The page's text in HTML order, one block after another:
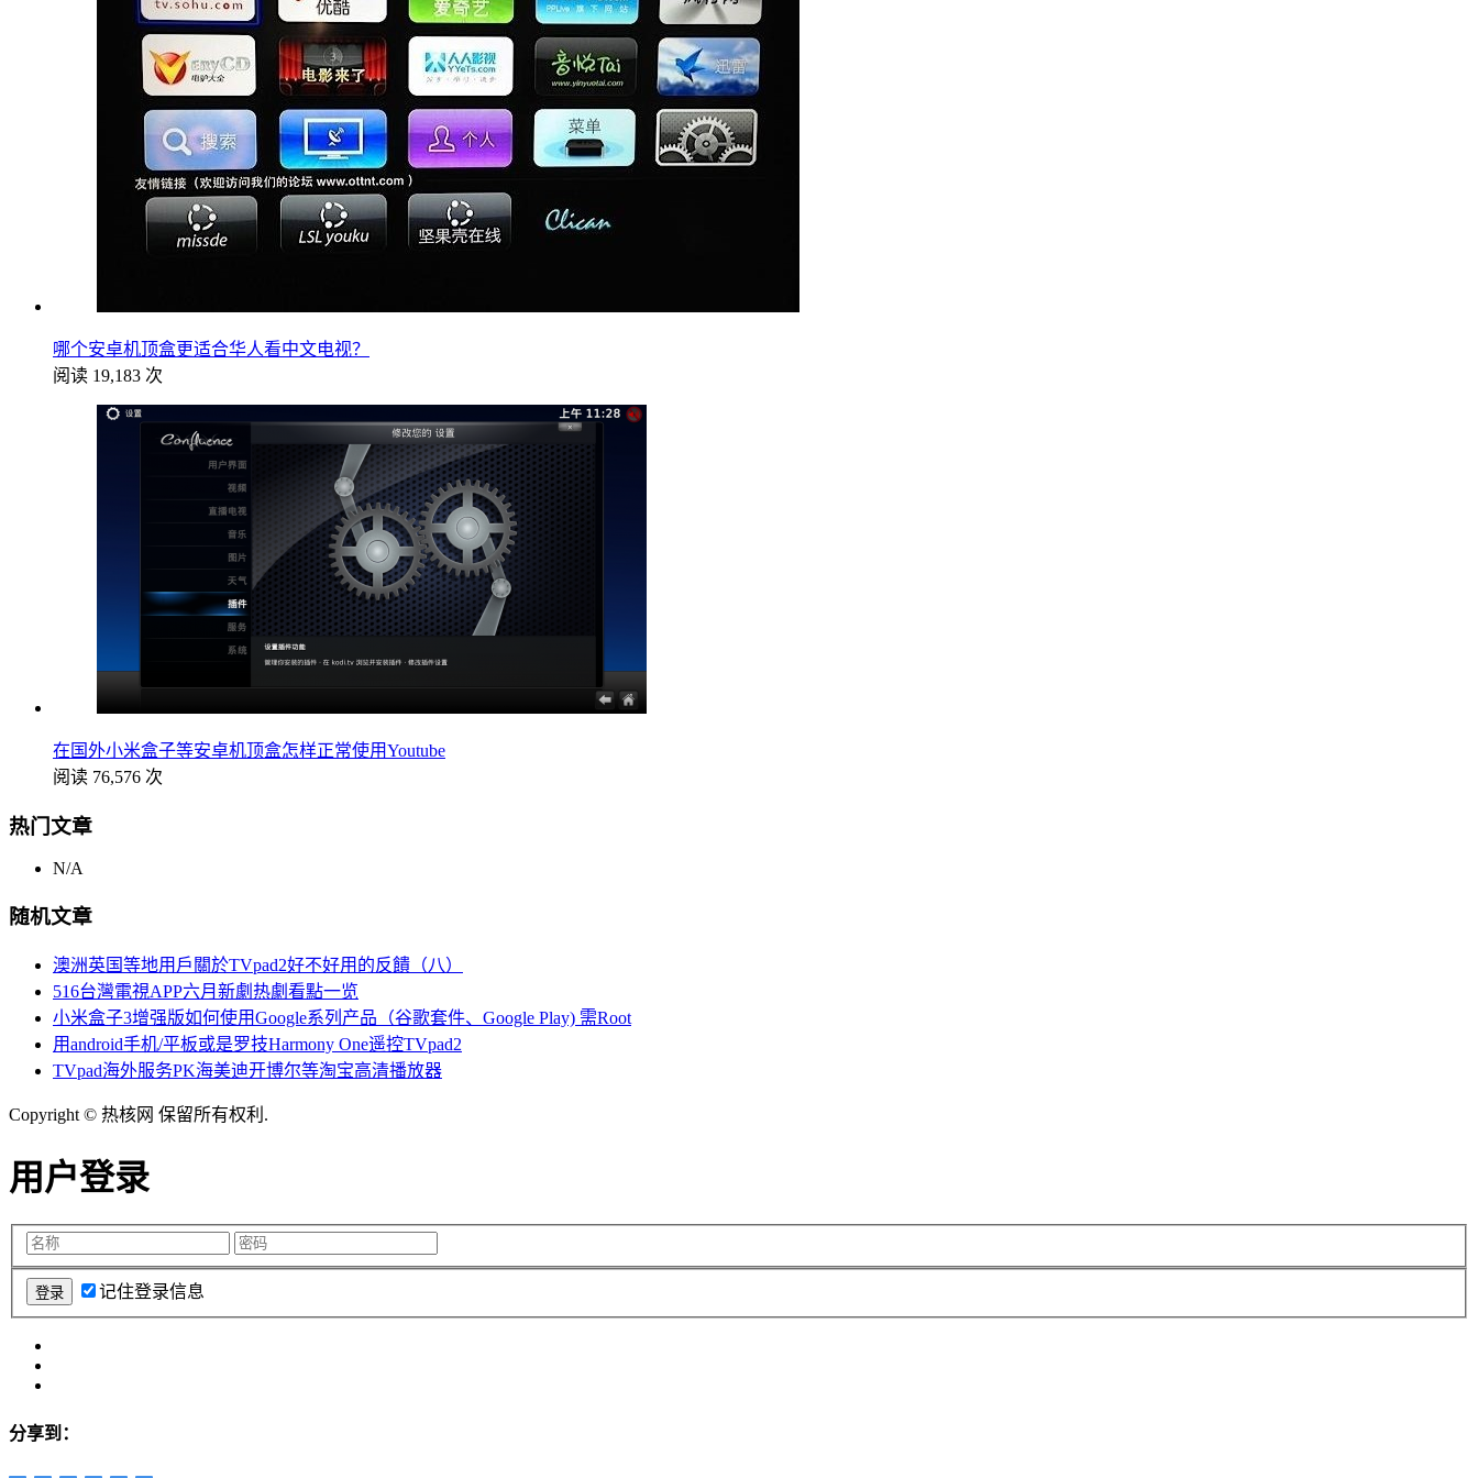
哪个安卓机顶盒更适合华人看中文电视？
阅读 19,183 次
在国外小米盒子等安卓机顶盒怎样正常使用Youtube
阅读 76,576 次
热门文章
N/A
随机文章
澳洲英国等地用戶關於TVpad2好不好用的反饋（八）
516台灣電視APP六月新劇热劇看點一览
小米盒子3增强版如何使用Google系列产品（谷歌套件、Google Play) 需Root
用android手机/平板或是罗技Harmony One遥控TVpad2
TVpad海外服务PK海美迪开博尔等淘宝高清播放器
Copyright © 热核网 保留所有权利.
用户登录
记住登录信息
分享到：